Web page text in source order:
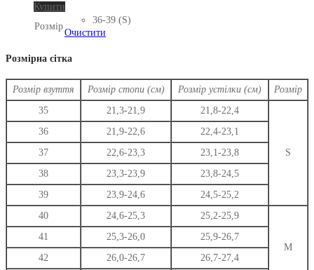
Купити
товар
має
варіантів.
можна
вибрати
сторінці
Розмір
36-39 (S)
Очистити
Розмірна сітка
Розмір взуття Розмір стопи (см) Розмір устілки (см)
Розмір
35
21,3-21,9 21,8-22,4
S
36 21,9-22,6
22,4-23,1
37
22,6-23,3
23,1-23,8
38
23,3-23,9
23,8-24,5
39
23,9-24,6
24,5-25,2
40
24,6-25,3 25,2-25,9
M
41 25,3-26,0
25,9-26,7
42
26,0-26,7
26,7-27,4